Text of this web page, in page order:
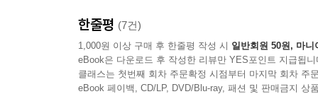
한줄평 (7건)
1,000원 이상 구매 후 한줄평 작성 시 일반회원 50원, 마니
eBook은 다운로드 후 작성한 리뷰만 YES포인트 지급됩니
클래스는 첫번째 회차 주문확정 시점부터 마지막 회차 주
eBook 페이백, CD/LP, DVD/Blu-ray, 패션 및 판매금지 상